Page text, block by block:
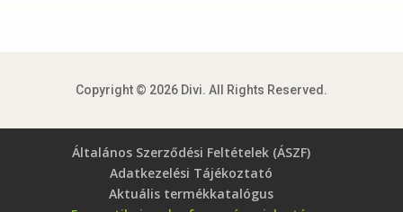
Copyright © 2026 Divi. All Rights Reserved.
Általános Szerződési Feltételek (ÁSZF)
Adatkezelési Tájékoztató
Aktuális termékkatalógus